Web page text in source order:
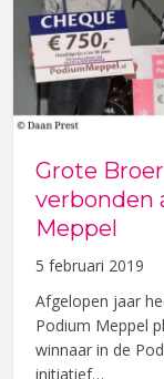
de sneeuw
Grote
verbonden
Meppel
5 februari 2019
Afgelopen jaar
Podium Meppel
winnaar in de
initiatief…